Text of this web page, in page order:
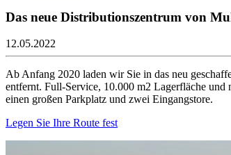
Das neue Distributionszentrum von
12.05.2022
Ab Anfang 2020 laden wir Sie in das neu
entfernt. Full-Service, 10.000 m2 Lagerfläche und
einen großen Parkplatz und zwei Eingangstore.
Legen Sie Ihre Route fest